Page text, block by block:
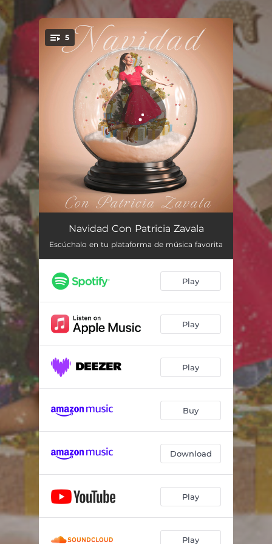
You're all set!
5
All I Want for Christmas is You 02:53
Feliz Navidad 02:02
Santa Baby 02:48
Happy Xmas (War is over) 02:54
Navidad Con Patricia Zavala
Escúchalo en tu plataforma de música favorita
Play
Play
Play
Buy
Download
Play
Play
.